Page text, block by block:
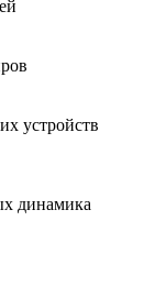
устройств
динамика